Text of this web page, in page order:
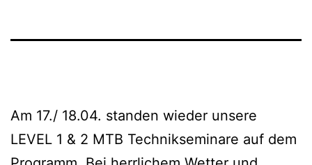
Am 17./ 18.04. standen wieder unsere
LEVEL 1 & 2 MTB Technikseminare auf dem